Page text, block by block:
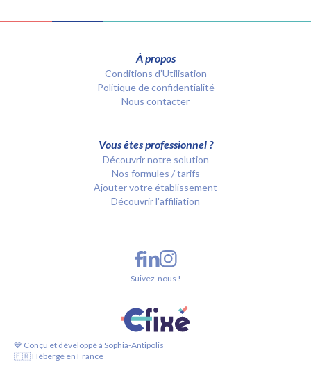
À propos
Conditions d’Utilisation
Politique de confidentialité
Nous contacter
Vous êtes professionnel ?
Découvrir notre solution
Nos formules / tarifs
Ajouter votre établissement
Découvrir l'affiliation
💙 Conçu et développé à Sophia-Antipolis
🇫🇷 Hébergé en France
Suivez-nous !